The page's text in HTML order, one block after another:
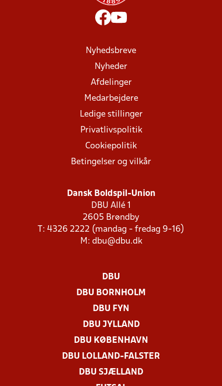
Nyhedsbreve
Nyheder
Afdelinger
Medarbejdere
Ledige stillinger
Privatlivspolitik
Cookiepolitik
Betingelser og vilkår
Dansk Boldspil-Union
DBU Allé 1
2605 Brøndby
T: 4326 2222 (mandag - fredag 9-16)
M: dbu@dbu.dk
DBU
DBU BORNHOLM
DBU FYN
DBU JYLLAND
DBU KØBENHAVN
DBU LOLLAND-FALSTER
DBU SJÆLLAND